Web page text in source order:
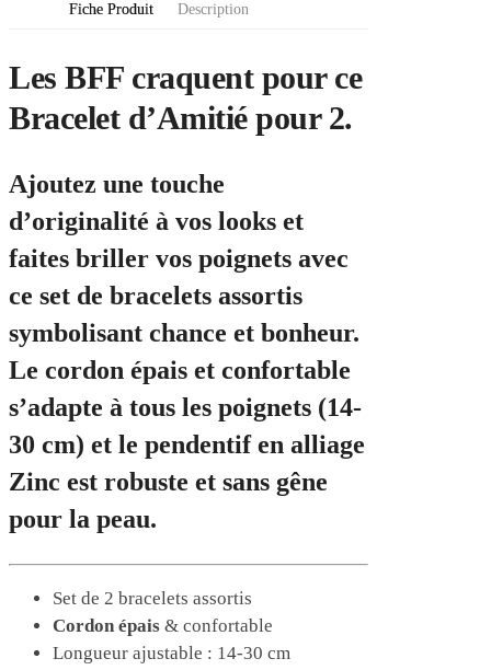
Fiche Produit Description
Les BFF craquent pour ce
Bracelet d’Amitié pour 2.
Ajoutez une touche
d’originalité à vos looks et
faites briller vos poignets avec
ce set de bracelets assortis
symbolisant chance et bonheur.
Le cordon épais et confortable
s’adapte à tous les poignets (14-
30 cm) et le pendentif en alliage
Zinc est robuste et sans gêne
pour la peau.
Set de 2 bracelets assortis
Cordon épais & confortable
Longueur ajustable : 14-30 cm